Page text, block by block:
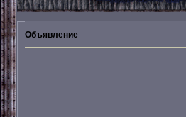
Объявление